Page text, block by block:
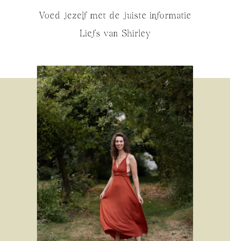
Voed jezelf met de juiste informatie
Liefs van Shirley